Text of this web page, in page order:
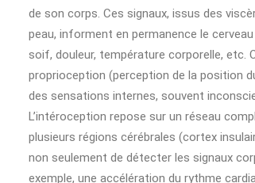
de son corps. Ces signaux, issus des
peau, informent en permanence le
soif, douleur, température corporelle, etc.
proprioception (perception de la position
des sensations internes, souvent
L’intéroception repose sur un réseau
plusieurs régions cérébrales (cortex
non seulement de détecter les signaux
exemple, une accélération du rythme